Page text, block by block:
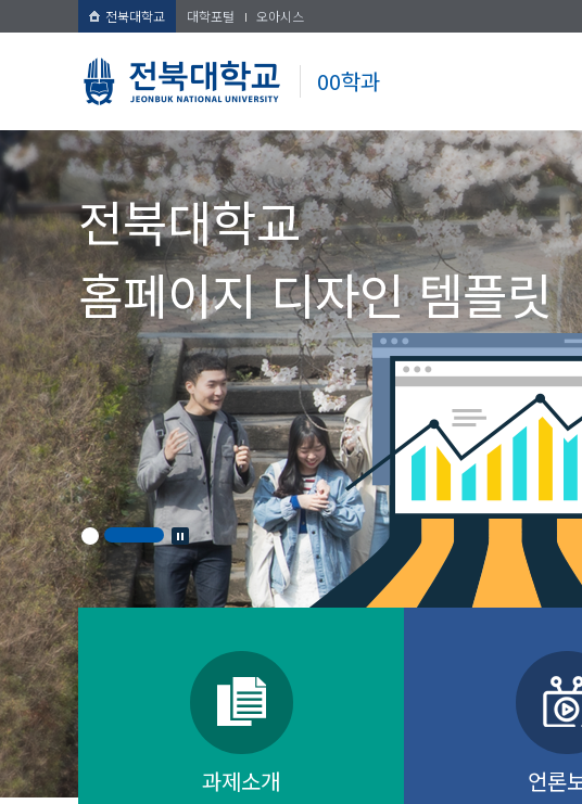
전북대학교 대학포털 오아시스
00학과
전북대학교
홈페이지 디자인 템플릿
과제소개 언론